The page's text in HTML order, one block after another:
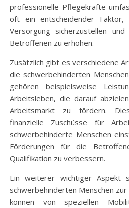
professionelle Pflegekräfte
oft ein entscheidender Faktor,
Versorgung sicherzustellen
Betroffenen zu erhöhen.
Zusätzlich gibt es verschiedene
die schwerbehinderten
gehören beispielsweise
Arbeitsleben, die darauf
Arbeitsmarkt zu fördern.
finanzielle Zuschüsse für
schwerbehinderte Menschen
Förderungen für die
Qualifikation zu verbessern.
Ein weiterer wichtiger Aspekt
schwerbehinderten Menschen
können von speziellen